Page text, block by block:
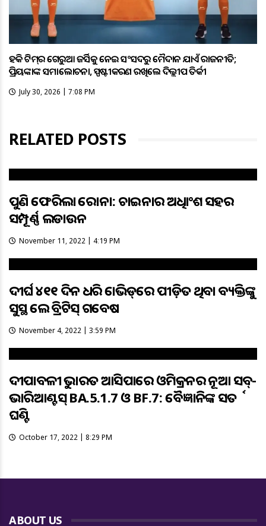
ହକି ଟିମ୍‌ର ଗେରୁଆ ଜର୍ସିକୁ ନେଇ ସଂସଦରୁ ମୈଦାନ ଯାଏଁ ରାଜନୀତି;
ପ୍ରିୟଙ୍କାଙ୍କ ସମାଲୋଚନା, ସ୍ପଷ୍ଟୀକରଣ ରଖିଲେ ଦିଲ୍ଲୀପ ତିର୍କୀ
July 30, 2026 | 7:08 PM
RELATED POSTS
ପୁଣି ଫେରିଲା କରୋନା: ଚାଇନାର ଅଧିକାଂଶ ସହର
ସମ୍ପୂର୍ଣ୍ଣ ଲକଡାଉନ
November 11, 2022 | 4:19 PM
ଦୀର୍ଘ ୪୧୧ ଦିନ ଧରି କୋଭିଡ୍‌ରେ ପୀଡ଼ିତ ଥିବା ବ୍ୟକ୍ତିଙ୍କୁ
ସୁସ୍ଥ କଲେ ବ୍ରିଟିସ୍‌ ଗବେଷକ
November 4, 2022 | 3:59 PM
ଦୀପାବଳୀକୁ ଭାରତ ଆସିପାରେ ଓମିକ୍ରନର ନୂଆ ସବ୍-
ଭାରିଆଣ୍ଟସ୍ BA.5.1.7 ଓ BF.7: ବୈଜ୍ଞାନିକଙ୍କ ସତର୍କ
ଘଣ୍ଟି
October 17, 2022 | 8:29 PM
ABOUT US